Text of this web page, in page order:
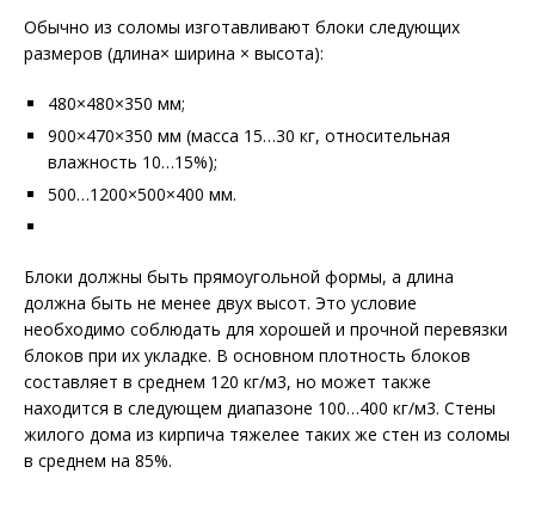
Обычно из соломы изготавливают блоки следующих
размеров (длина× ширина × высота):
480×480×350 мм;
900×470×350 мм (масса 15…30 кг, относительная
влажность 10…15%);
500…1200×500×400 мм.
Блоки должны быть прямоугольной формы, а длина
должна быть не менее двух высот. Это условие
необходимо соблюдать для хорошей и прочной перевязки
блоков при их укладке. В основном плотность блоков
составляет в среднем 120 кг/м3, но может также
находится в следующем диапазоне 100…400 кг/м3. Стены
жилого дома из кирпича тяжелее таких же стен из соломы
в среднем на 85%.